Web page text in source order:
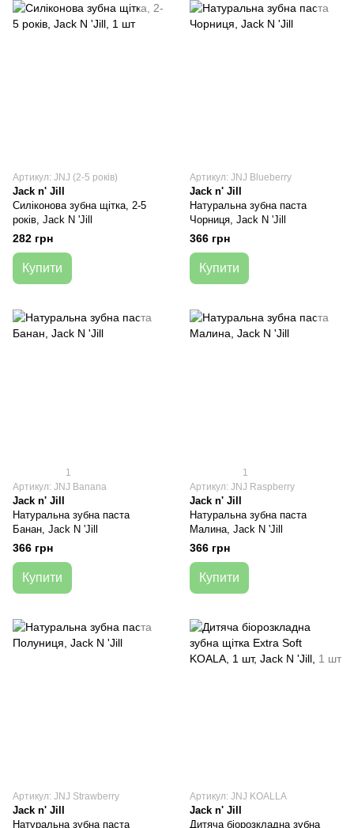
Артикул: JNJ (2-5 років)
Jack n' Jill
Силіконова зубна щітка, 2-5
років, Jack N 'Jill
282 грн
Купити
Артикул: JNJ Blueberry
Jack n' Jill
Натуральна зубна паста
Чорниця, Jack N 'Jill
366 грн
Купити
1
Артикул: JNJ Banana
Jack n' Jill
Натуральна зубна паста
Банан, Jack N 'Jill
366 грн
Купити
1
Артикул: JNJ Raspberry
Jack n' Jill
Натуральна зубна паста
Малина, Jack N 'Jill
366 грн
Купити
Артикул: JNJ Strawberry
Jack n' Jill
Натуральна зубна паста
Артикул: JNJ KOALLA
Jack n' Jill
Дитяча біорозкладна зубна